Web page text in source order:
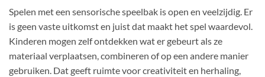
Spelen met een sensorische speelbak is open en veelzijdig. Er
is geen vaste uitkomst en juist dat maakt het spel waardevol.
Kinderen mogen zelf ontdekken wat er gebeurt als ze
materiaal verplaatsen, combineren of op een andere manier
gebruiken. Dat geeft ruimte voor creativiteit en herhaling,